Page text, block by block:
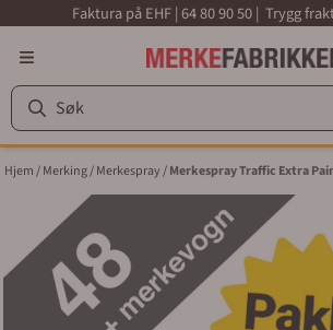
Hopp til innholdFaktura på EHF | 64 80 90 50 | Trygg
Hjem/Merking/Merkespray/Merkespray Traffic Extra